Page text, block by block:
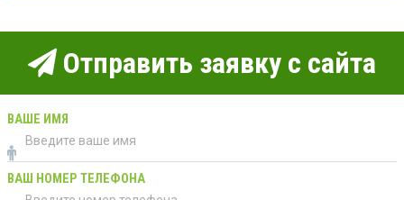
Отправить заявку с сайта
ВАШЕ ИМЯ
ВАШ НОМЕР ТЕЛЕФОНА